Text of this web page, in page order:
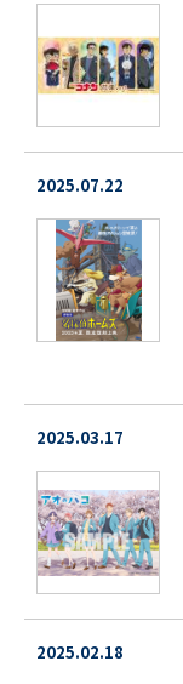
2025.07.22
2025.03.17
2025.02.18